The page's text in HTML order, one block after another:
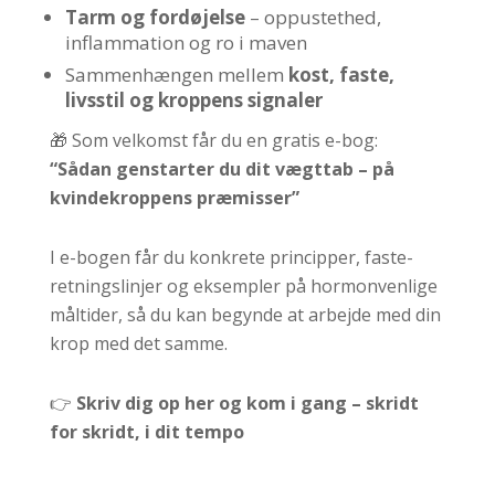
Tarm og fordøjelse– oppustethed,
inflammation og ro i maven
Sammenhængen mellem kost, faste,
livsstil og kroppens signaler
🎁 Som velkomst får du en gratis e-bog:
“Sådan genstarter du dit vægttab – på
kvindekroppens præmisser”
I e-bogen får du konkrete principper, faste-
retningslinjer og eksempler på hormonvenlige
måltider, så du kan begynde at arbejde med din
krop med det samme.
👉 Skriv dig op her og kom i gang – skridt
for skridt, i dit tempo